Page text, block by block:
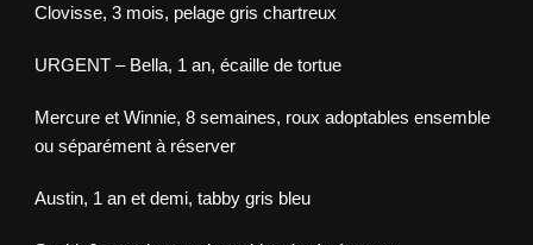
Clovisse, 3 mois, pelage gris chartreux
URGENT – Bella, 1 an, écaille de tortue
Mercure et Winnie, 8 semaines, roux adoptables ensemble
ou séparément à réserver
Austin, 1 an et demi, tabby gris bleu